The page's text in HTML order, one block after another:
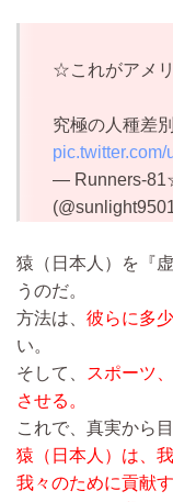
☆これがアメ
究極の人種差
— Runners-
猿（日本人）を『
うのだ。
方法は、 彼らに多
い。
そして、
スポーツ
させる。
これで、真実から
猿（日本人）は、
我々のために貢献